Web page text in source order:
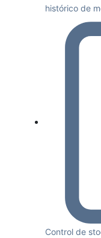
histórico de
Control de